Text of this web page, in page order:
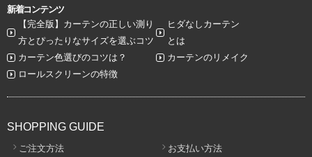
新着コンテンツ
【完全版】カーテンの正しい測り
方とぴったりなサイズを選ぶコツ
ヒダなしカーテン
とは
カーテン色選びのコツは？
カーテンのリメイク
ロールスクリーンの特徴
SHOPPING GUIDE
ご注文方法 お支払い方法